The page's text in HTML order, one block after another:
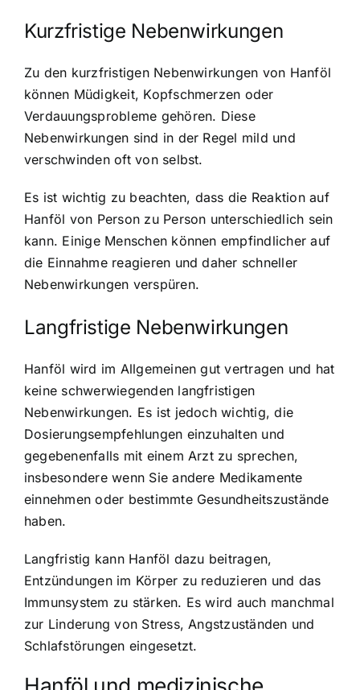
Kurzfristige Nebenwirkungen
Zu den kurzfristigen Nebenwirkungen von Hanföl
können Müdigkeit, Kopfschmerzen oder
Verdauungsprobleme gehören. Diese
Nebenwirkungen sind in der Regel mild und
verschwinden oft von selbst.
Es ist wichtig zu beachten, dass die Reaktion auf
Hanföl von Person zu Person unterschiedlich sein
kann. Einige Menschen können empfindlicher auf
die Einnahme reagieren und daher schneller
Nebenwirkungen verspüren.
Langfristige Nebenwirkungen
Hanföl wird im Allgemeinen gut vertragen und hat
keine schwerwiegenden langfristigen
Nebenwirkungen. Es ist jedoch wichtig, die
Dosierungsempfehlungen einzuhalten und
gegebenenfalls mit einem Arzt zu sprechen,
insbesondere wenn Sie andere Medikamente
einnehmen oder bestimmte Gesundheitszustände
haben.
Langfristig kann Hanföl dazu beitragen,
Entzündungen im Körper zu reduzieren und das
Immunsystem zu stärken. Es wird auch manchmal
zur Linderung von Stress, Angstzuständen und
Schlafstörungen eingesetzt.